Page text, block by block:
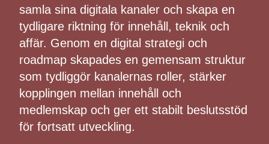
samla sina digitala kanaler och skapa en
tydligare riktning för innehåll, teknik och
affär. Genom en digital strategi och
roadmap skapades en gemensam struktur
som tydliggör kanalernas roller, stärker
kopplingen mellan innehåll och
medlemskap och ger ett stabilt beslutsstöd
för fortsatt utveckling.